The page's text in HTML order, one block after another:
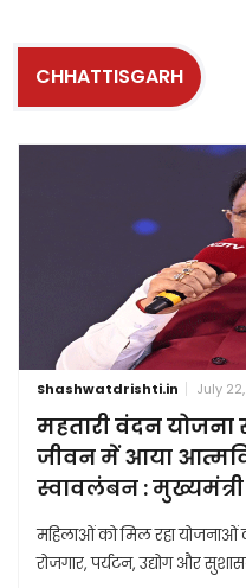
CHHATTISGARH
Shashwatdrishti.in July
महतारी वंदन
जीवन में आया
स्वावलंबन : मुख्यमंत्री
महिलाओं को मिल रहा योजनाओं
रोजगार, पर्यटन, उद्योग और